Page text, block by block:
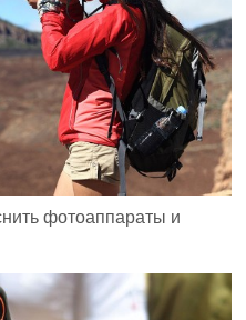
фотоаппараты и